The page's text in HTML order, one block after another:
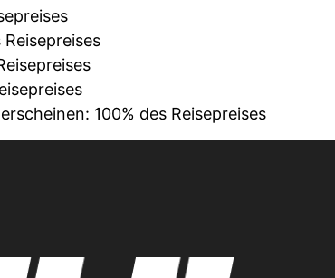
100% des Reisepreises